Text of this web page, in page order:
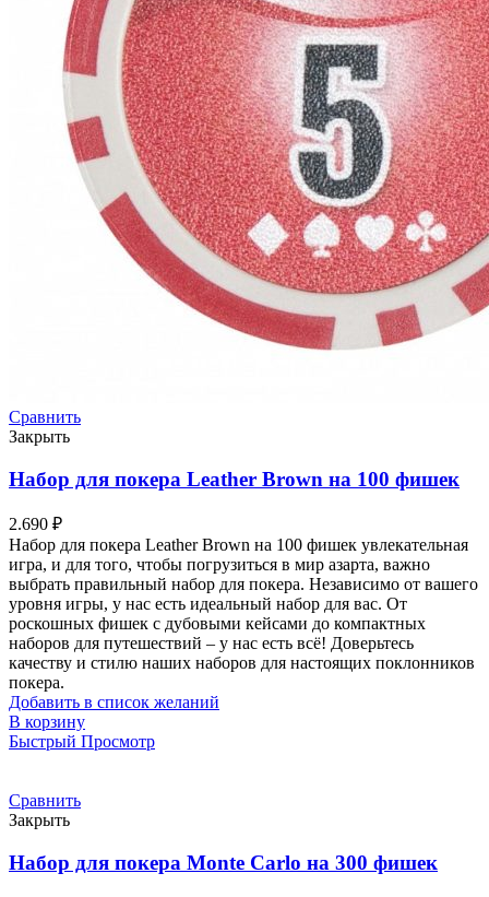
Сравнить
Закрыть
Набор для покера Leather Brown на 100 фишек
2.690 ₽
Набор для покера Leather Brown на 100 фишек увлекательная
игра, и для того, чтобы погрузиться в мир азарта, важно
выбрать правильный набор для покера. Независимо от вашего
уровня игры, у нас есть идеальный набор для вас. От
роскошных фишек с дубовыми кейсами до компактных
наборов для путешествий – у нас есть всё! Доверьтесь
качеству и стилю наших наборов для настоящих поклонников
покера.
Добавить в список желаний
В корзину
Быстрый Просмотр
Сравнить
Закрыть
Набор для покера Monte Carlo на 300 фишек